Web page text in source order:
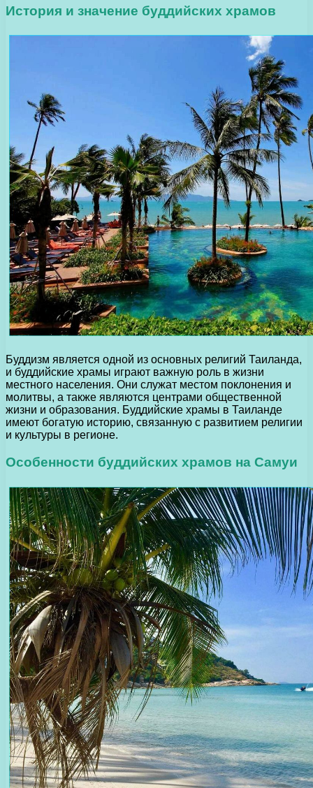
История и значение буддийских храмов
Буддизм является одной из основных религий Таиланда,
и буддийские храмы играют важную роль в жизни
местного населения. Они служат местом поклонения и
молитвы, а также являются центрами общественной
жизни и образования. Буддийские храмы в Таиланде
имеют богатую историю, связанную с развитием религии
и культуры в регионе.
Особенности буддийских храмов на Самуи